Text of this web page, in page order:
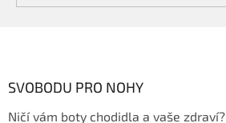
SVOBODU PRO NOHY
Ničí vám boty chodidla a vaše zdraví?